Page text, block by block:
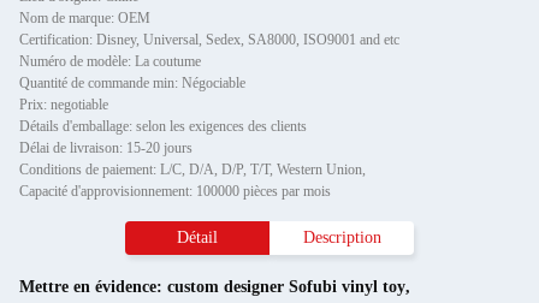
Nom de marque: OEM
Certification: Disney, Universal, Sedex, SA8000, ISO9001 and etc
Numéro de modèle: La coutume
Quantité de commande min: Négociable
Prix: negotiable
Détails d'emballage: selon les exigences des clients
Délai de livraison: 15-20 jours
Conditions de paiement: L/C, D/A, D/P, T/T, Western Union,
Capacité d'approvisionnement: 100000 pièces par mois
Détail Description
Mettre en évidence: custom designer Sofubi vinyl toy,